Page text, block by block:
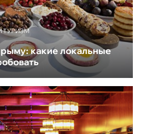
ТУРИЗМ
какие локальные